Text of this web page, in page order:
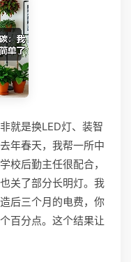
就是换LED灯、装智
年春天，我帮一所中
校后勤主任很配合，
关了部分长明灯。我
后三个月的电费，你
百分点。这个结果让